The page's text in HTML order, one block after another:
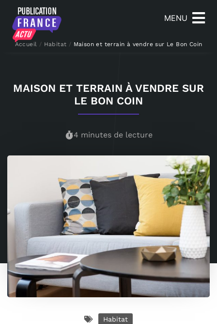
MENU
Accueil / Habitat / Maison et terrain à vendre sur Le Bon Coin
MAISON ET TERRAIN À VENDRE SUR
LE BON COIN
4 minutes de lecture
Habitat